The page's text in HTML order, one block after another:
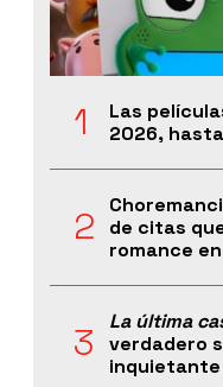
Las
2026,
de citas
romance
La última
verdadero